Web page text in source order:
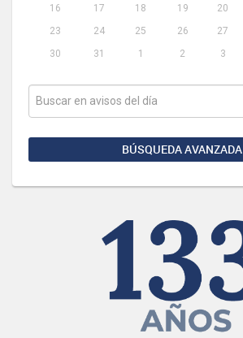
16
17 18 19 20
23
24 25 26 27
30
31 1 2 3
BÚSQUEDA AVANZADA